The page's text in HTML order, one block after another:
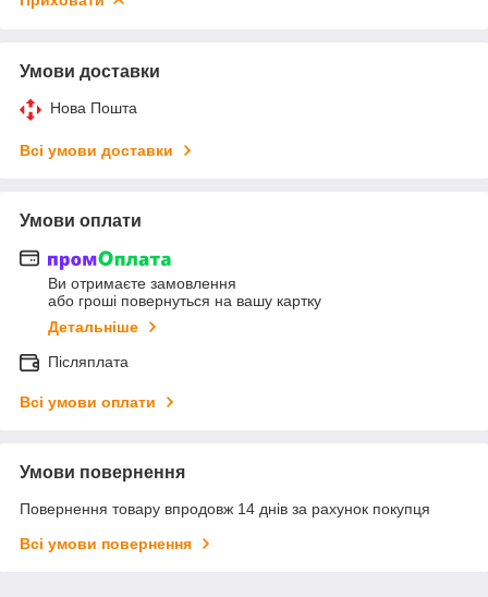
Умови доставки
Нова Пошта
Всі умови доставки
Умови оплати
Ви отримаєте замовлення
або гроші повернуться на вашу картку
Детальніше
Післяплата
Всі умови оплати
Умови повернення
Повернення товару впродовж 14 днів за рахунок покупця
Всі умови повернення